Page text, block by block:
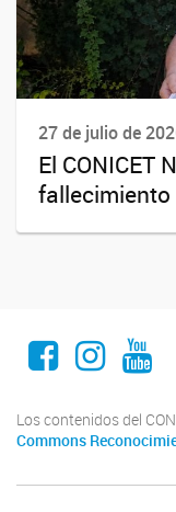
27 de julio de
El CONICET
fallecimiento
Facebook
Los contenidos del
Commons